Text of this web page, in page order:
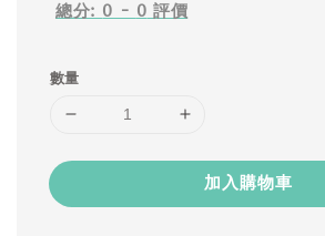
總分: 0 - 0 評價
數量
加入購物車